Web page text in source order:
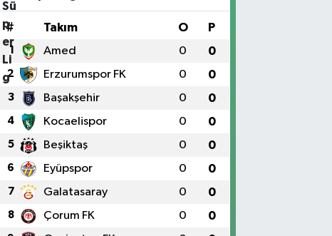
# Takım O P
1 Amed 0 0
2 Erzurumspor FK 0 0
3 Başakşehir 0 0
4 Kocaelispor 0 0
5 Beşiktaş 0 0
6 Eyüpspor 0 0
7 Galatasaray 0 0
8 Çorum FK 0 0